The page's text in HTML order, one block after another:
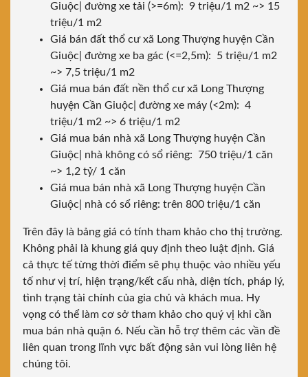
Giuộc| đường xe tải (>=6m): 9 triệu/1 m2 ~> 15
triệu/1 m2
Giá bán đất thổ cư xã Long Thượng huyện Cần
Giuộc| đường xe ba gác (<=2,5m): 5 triệu/1 m2
~> 7,5 triệu/1 m2
Giá mua bán đất nền thổ cư xã Long Thượng
huyện Cần Giuộc| đường xe máy (<2m): 4
triệu/1 m2 ~> 6 triệu/1 m2
Giá mua bán nhà xã Long Thượng huyện Cần
Giuộc| nhà không có sổ riêng: 750 triệu/1 căn
~> 1,2 tỷ/ 1 căn
Giá mua bán nhà xã Long Thượng huyện Cần
Giuộc| nhà có sổ riêng: trên 800 triệu/1 căn
Trên đây là bảng giá có tính tham khảo cho thị trường.
Không phải là khung giá quy định theo luật định. Giá
cả thực tế từng thời điểm sẽ phụ thuộc vào nhiều yếu
tố như vị trí, hiện trạng/kết cấu nhà, diện tích, pháp lý,
tình trạng tài chính của gia chủ và khách mua. Hy
vọng có thể làm cơ sở tham khảo cho quý vị khi cần
mua bán nhà quận 6. Nếu cần hỗ trợ thêm các vần đề
liên quan trong lĩnh vực bất động sản vui lòng liên hệ
chúng tôi.